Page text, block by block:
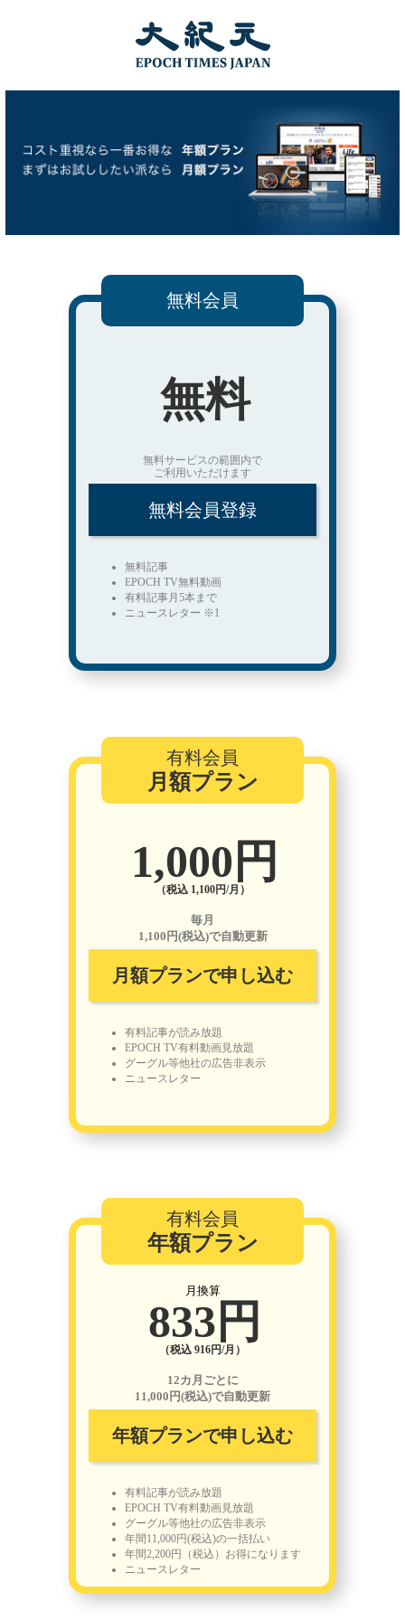
無料会員
無料
無料サービスの範囲内で
ご利用いただけます
無料会員登録
無料記事
EPOCH TV無料動画
有料記事月5本まで
ニュースレター ※1
有料会員
月額プラン
1,000円
（税込 1,100円/月）
毎月
1,100円(税込)で自動更新
月額プランで申し込む
有料記事が読み放題
EPOCH TV有料動画見放題
グーグル等他社の広告非表示
ニュースレター
有料会員
年額プラン
月換算
833円
（税込 916円/月）
12カ月ごとに
11,000円(税込)で自動更新
年額プランで申し込む
有料記事が読み放題
EPOCH TV有料動画見放題
グーグル等他社の広告非表示
年間11,000円(税込)の一括払い
年間2,200円（税込）お得になります
ニュースレター